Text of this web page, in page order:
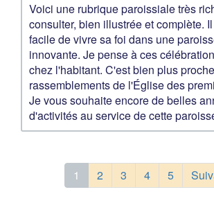
Voici une rubrique paroissiale très
consulter, bien illustrée et complète.
facile de vivre sa foi dans une
innovante. Je pense à ces
chez l'habitant. C'est bien plus
rassemblements de l'Église des
Je vous souhaite encore de belles
d'activités au service de cette
1 2 3 4 5